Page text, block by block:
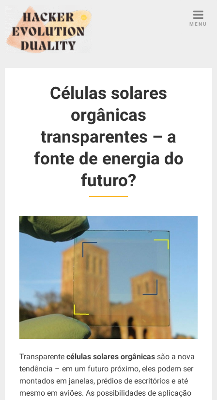
MENU
Células solares
orgânicas
transparentes – a
fonte de energia do
futuro?
Transparente células solares orgânicas são a nova
tendência – em um futuro próximo, eles podem ser
montados em janelas, prédios de escritórios e até
mesmo em aviões. As possibilidades de aplicação